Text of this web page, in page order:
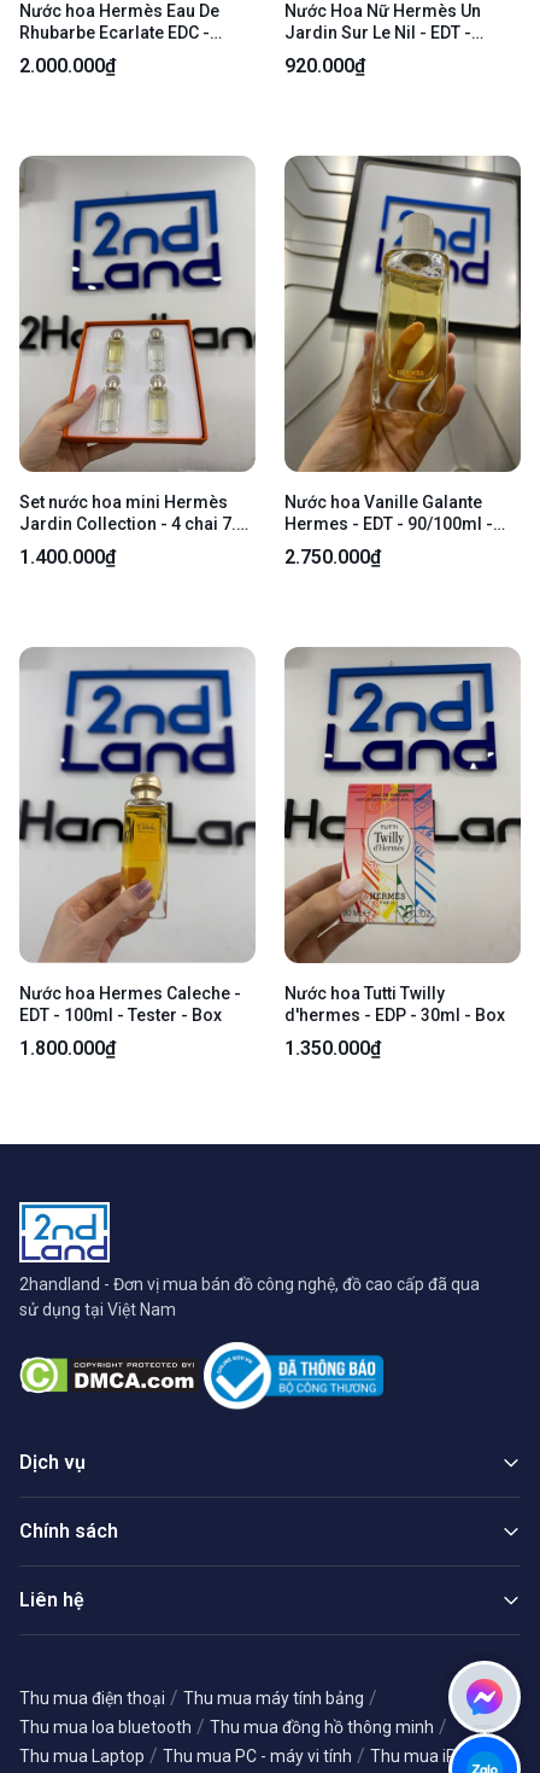
Nước hoa Hermès Eau De
Rhubarbe Ecarlate EDC -
95/100ml - Box
2.000.000₫
Nước Hoa Nữ Hermès Un
Jardin Sur Le Nil - EDT -
40/50ml - Body
920.000₫
Set nước hoa mini Hermès
Jardin Collection - 4 chai 7.5
ml - Kèm box
1.400.000₫
Nước hoa Vanille Galante
Hermes - EDT - 90/100ml -
Body
2.750.000₫
Nước hoa Hermes Caleche -
EDT - 100ml - Tester - Box
1.800.000₫
Nước hoa Tutti Twilly
d'hermes - EDP - 30ml - Box
1.350.000₫
2handland - Đơn vị mua bán đồ công nghệ, đồ cao cấp đã qua
sử dụng tại Việt Nam
Dịch vụ
Chính sách
Liên hệ
Thu mua điện thoại / Thu mua máy tính bảng /
Thu mua loa bluetooth / Thu mua đồng hồ thông minh /
Thu mua Laptop / Thu mua PC - máy vi tính / Thu mua iPhone /